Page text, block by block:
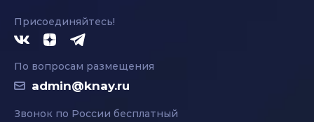
Присоединяйтесь!
По вопросам размещения
admin@knay.ru
Звонок по России бесплатный